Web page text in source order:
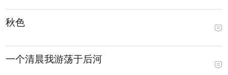
秋色
一个清晨我游荡于后河